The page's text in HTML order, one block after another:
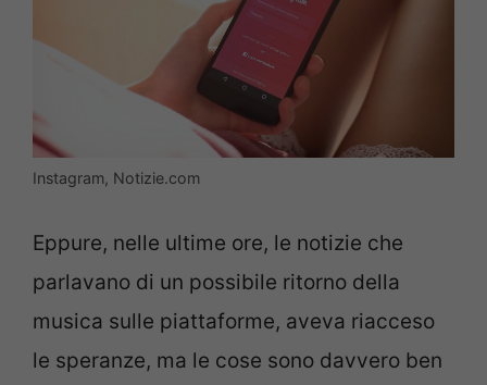
Instagram, Notizie.com
Eppure, nelle ultime ore, le notizie che
parlavano di un possibile ritorno della
musica sulle piattaforme, aveva riacceso
le speranze, ma le cose sono davvero ben